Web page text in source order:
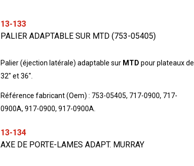
13-133
PALIER ADAPTABLE SUR MTD (753-05405)
Palier (éjection latérale) adaptable sur MTD pour plateaux de
32" et 36".
Référence fabricant (Oem) : 753-05405, 717-0900, 717-
0900A, 917-0900, 917-0900A.
13-134
AXE DE PORTE-LAMES ADAPT. MURRAY